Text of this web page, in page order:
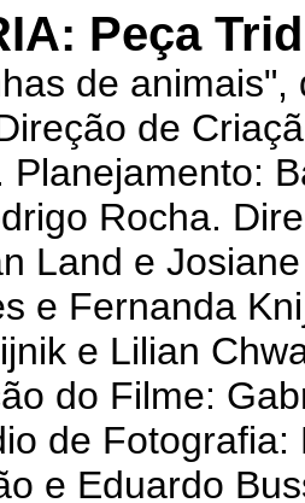
Peça
de animais",
de
Planejamento:
Rocha.
Land e
e Fernanda
e Lilian
do Filme:
de
e Eduardo